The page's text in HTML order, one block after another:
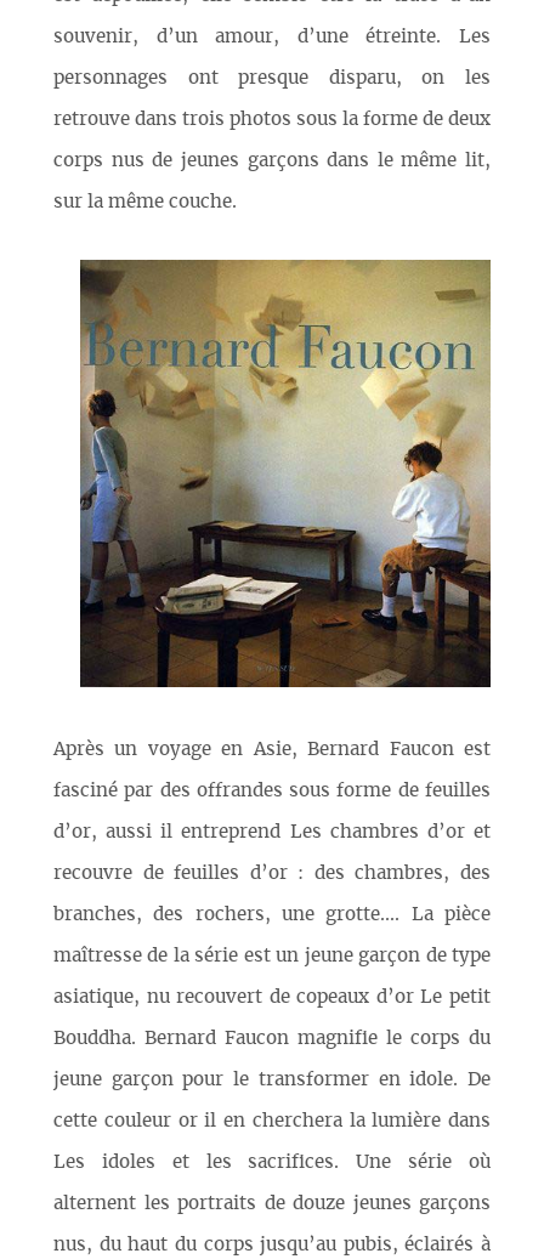
souvenir, d’un amour, d’une étreinte. Les
personnages ont presque disparu, on les
retrouve dans trois photos sous la forme de deux
corps nus de jeunes garçons dans le même lit,
sur la même couche.
Après un voyage en Asie, Bernard Faucon est
fasciné par des offrandes sous forme de feuilles
d’or, aussi il entreprend Les chambres d’or et
recouvre de feuilles d’or : des chambres, des
branches, des rochers, une grotte.... La pièce
maîtresse de la série est un jeune garçon de type
asiatique, nu recouvert de copeaux d’or Le petit
Bouddha. Bernard Faucon magnifie le corps du
jeune garçon pour le transformer en idole. De
cette couleur or il en cherchera la lumière dans
Les idoles et les sacrifices. Une série où
alternent les portraits de douze jeunes garçons
nus, du haut du corps jusqu’au pubis, éclairés à